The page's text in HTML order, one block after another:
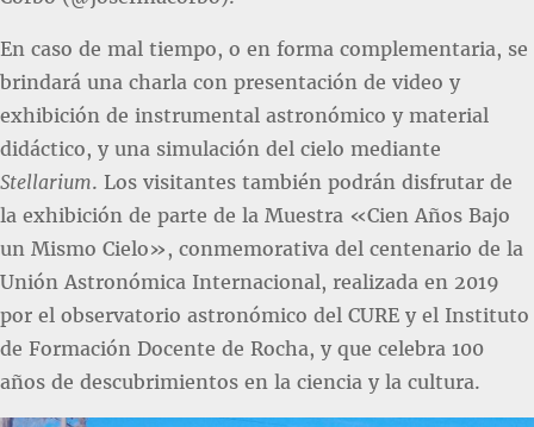
En caso de mal tiempo, o en forma complementaria, se
brindará una charla con presentación de video y
exhibición de instrumental astronómico y material
didáctico, y una simulación del cielo mediante
Stellarium. Los visitantes también podrán disfrutar de
la exhibición de parte de la Muestra «Cien Años Bajo
un Mismo Cielo», conmemorativa del centenario de la
Unión Astronómica Internacional, realizada en 2019
por el observatorio astronómico del CURE y el Instituto
de Formación Docente de Rocha, y que celebra 100
años de descubrimientos en la ciencia y la cultura.